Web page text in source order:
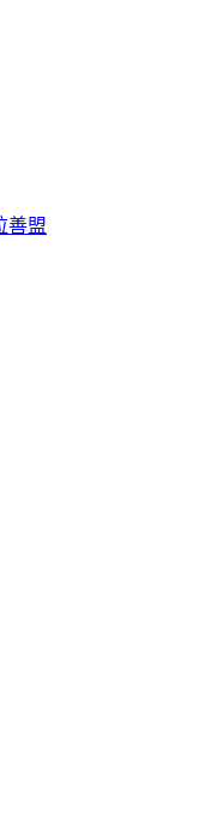
善盟